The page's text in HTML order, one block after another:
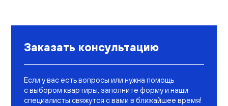
Заказать консультацию
Если у вас есть вопросы или нужна помощь
с выбором квартиры, заполните форму и наши
специалисты свяжутся с вами в ближайшее время!